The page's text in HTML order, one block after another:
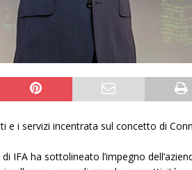
e i servizi incentrata sul concetto di
IFA ha sottolineato l’impegno